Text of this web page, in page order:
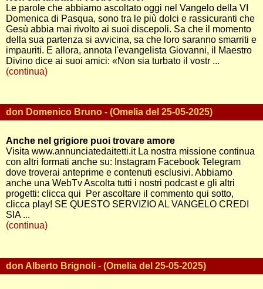
Le parole che abbiamo ascoltato oggi nel Vangelo della VI
Domenica di Pasqua, sono tra le più dolci e rassicuranti che
Gesù abbia mai rivolto ai suoi discepoli. Sa che il momento
della sua partenza si avvicina, sa che loro saranno smarriti e
impauriti. E allora, annota l'evangelista Giovanni, il Maestro
Divino dice ai suoi amici: «Non sia turbato il vostr ...
(continua)
don Domenico Bruno - (Omelia del 25-05-2025)
Anche nel grigiore puoi trovare amore
Visita www.annunciatedaitetti.it La nostra missione continua
con altri formati anche su: Instagram Facebook Telegram
dove troverai anteprime e contenuti esclusivi. Abbiamo
anche una WebTv Ascolta tutti i nostri podcast e gli altri
progetti: clicca qui Per ascoltare il commento qui sotto,
clicca play! SE QUESTO SERVIZIO AL VANGELO CREDI
SIA ...
(continua)
don Alberto Brignoli - (Omelia del 25-05-2025)